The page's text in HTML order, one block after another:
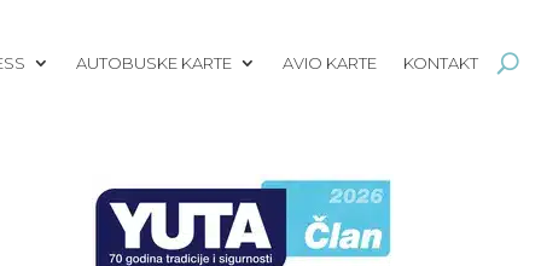
AUTOBUSKE KARTE AVIO KARTE KONTAKT